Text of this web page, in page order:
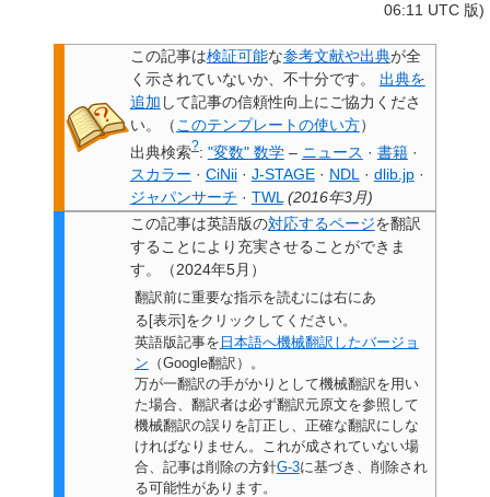
06:11 UTC 版)
この記事は検証可能な参考文献や出典が全
く示されていないか、不十分です。
出典を
追加 して記事の信頼性向上にご協力くださ
い。
（ このテンプレートの使い方）
出典検索?: "変数" 数学 – ニュース · 書籍 ·
スカラー · CiNii · J-STAGE · NDL · dlib.jp ·
ジャパンサーチ · TWL (2016年3月)
この記事は英語版の対応するページを翻訳
することにより充実させることができま
す。
（2024年5月 ）
翻訳前に重要な指示を読むには右にあ
る[表示]をクリックしてください。
英語版記事を 日本語へ機械翻訳したバージョ
ン （Google翻訳）。
万が一翻訳の手がかりとして機械翻訳を用い
た場合、翻訳者は必ず翻訳元原文を参照して
機械翻訳の誤りを訂正し、正確な翻訳にしな
ければなりません。これが成されていない場
合、 記事は削除の方針G-3に基づき、削除され
る可能性があります。